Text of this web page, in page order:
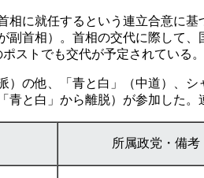
に就任するという連立合意に
副首相）。首相の交代に際して
ストでも交代が予定されている。
の他、「青と白」（中道）、
青と白」から離脱）が参加した。
所属政党・備考